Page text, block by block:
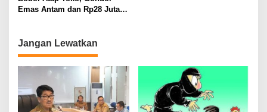
Emas Antam dan Rp28 Juta!
Kotabumi Kota Bekuk
Komplotan Curat
Jangan Lewatkan